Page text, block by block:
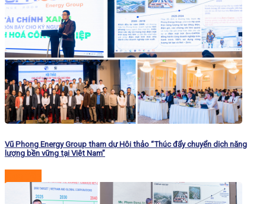
Vũ Phong Energy Group tham dự Hội thảo “Thúc đẩy chuyển dịch năng
lượng bền vững tại Việt Nam”